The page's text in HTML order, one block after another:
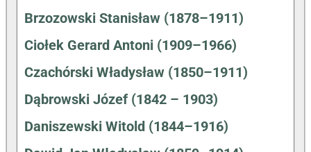
Brzozowski Stanisław (1878–1911)
Ciołek Gerard Antoni (1909–1966)
Czachórski Władysław (1850–1911)
Dąbrowski Józef (1842 – 1903)
Daniszewski Witold (1844–1916)